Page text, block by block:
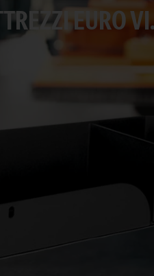
EURO VI.